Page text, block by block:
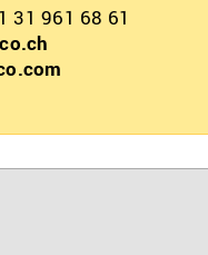
31 961 68 61